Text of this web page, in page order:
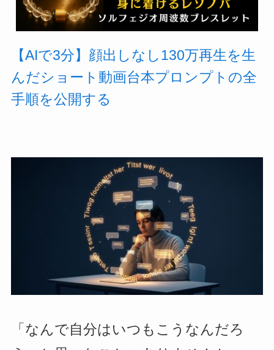
【AIで3分】顔出しなし130万再生を生
んだショート動画台本プロンプトの全
手順を公開する
「なんで自分はいつもこうなんだろ